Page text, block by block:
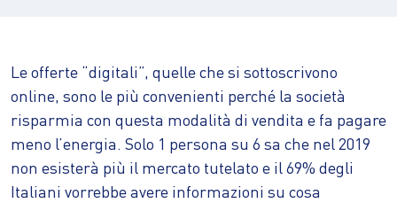
Le offerte “digitali”, quelle che si sottoscrivono
online, sono le più convenienti perché la società
risparmia con questa modalità di vendita e fa pagare
meno l’energia. Solo 1 persona su 6 sa che nel 2019
non esisterà più il mercato tutelato e il 69% degli
Italiani vorrebbe avere informazioni su cosa